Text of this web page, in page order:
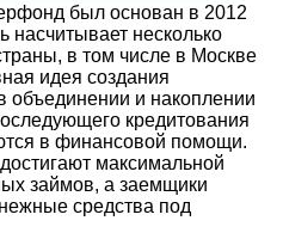
был основан в 2012
насчитывает несколько
в том числе в Москве
идея создания
объединении и накоплении
кредитования
в финансовой помощи.
максимальной
займов, а заемщики
средства под